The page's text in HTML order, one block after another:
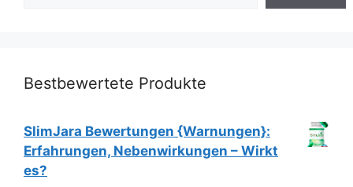
Bestbewertete Produkte
SlimJara Bewertungen {Warnungen}:
Erfahrungen, Nebenwirkungen – Wirkt
es?